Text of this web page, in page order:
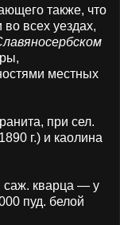
также, что
всех уездах,
местных
при сел.
г.) и каолина
саж. кварца — у
пуд. белой